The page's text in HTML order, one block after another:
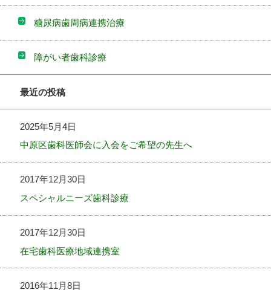
糖尿病歯周病連携治療
障がい者歯科診療
最近の投稿
2025年5月4日
中原区歯科医師会に入会をご希望の先生へ
2017年12月30日
スペシャルニーズ歯科診療
2017年12月30日
在宅歯科医療地域連携室
2016年11月8日